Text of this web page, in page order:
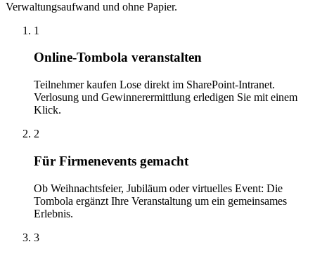
Verwaltungsaufwand und ohne Papier.
1
Online-Tombola veranstalten
Teilnehmer kaufen Lose direkt im SharePoint-Intranet.
Verlosung und Gewinnerermittlung erledigen Sie mit einem
Klick.
2
Für Firmenevents gemacht
Ob Weihnachtsfeier, Jubiläum oder virtuelles Event: Die
Tombola ergänzt Ihre Veranstaltung um ein gemeinsames
Erlebnis.
3